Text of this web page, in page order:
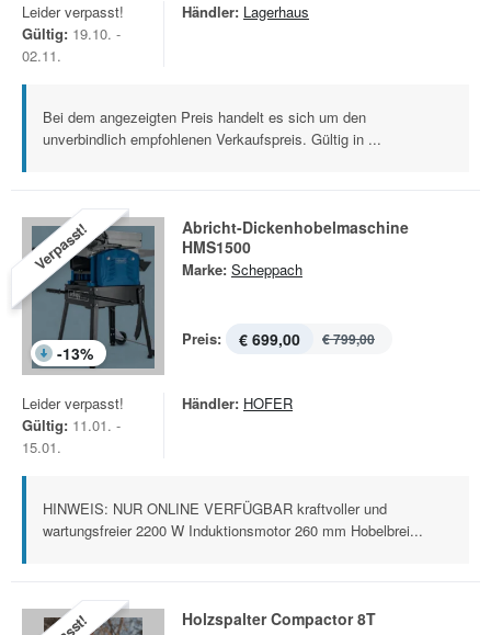
Leider verpasst!
Gültig: 19.10. -
02.11.
Händler: Lagerhaus
Bei dem angezeigten Preis handelt es sich um den
unverbindlich empfohlenen Verkaufspreis. Gültig in ...
Verpasst!
-13%
Abricht-Dickenhobelmaschine
HMS1500
Marke: Scheppach
Preis: € 699,00 € 799,00
Leider verpasst!
Gültig: 11.01. -
15.01.
Händler: HOFER
HINWEIS: NUR ONLINE VERFÜGBAR kraftvoller und
wartungsfreier 2200 W Induktionsmotor 260 mm Hobelbrei...
Holzspalter Compactor 8T